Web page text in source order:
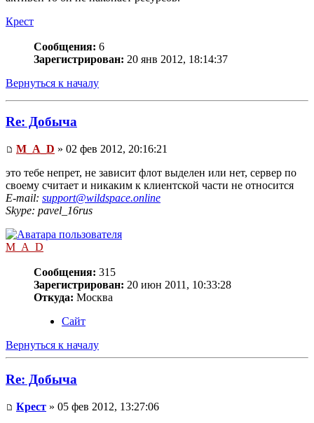
Крест
Сообщения: 6
Зарегистрирован: 20 янв 2012, 18:14:37
Вернуться к началу
Re: Добыча
M_A_D » 02 фев 2012, 20:16:21
это тебе непрет, не зависит флот выделен или нет, сервер по
своему считает и никаким к клиентской части не относится
E-mail: support@wildspace.online
Skype: pavel_16rus
M_A_D
Сообщения: 315
Зарегистрирован: 20 июн 2011, 10:33:28
Откуда: Москва
Сайт
Вернуться к началу
Re: Добыча
Крест » 05 фев 2012, 13:27:06